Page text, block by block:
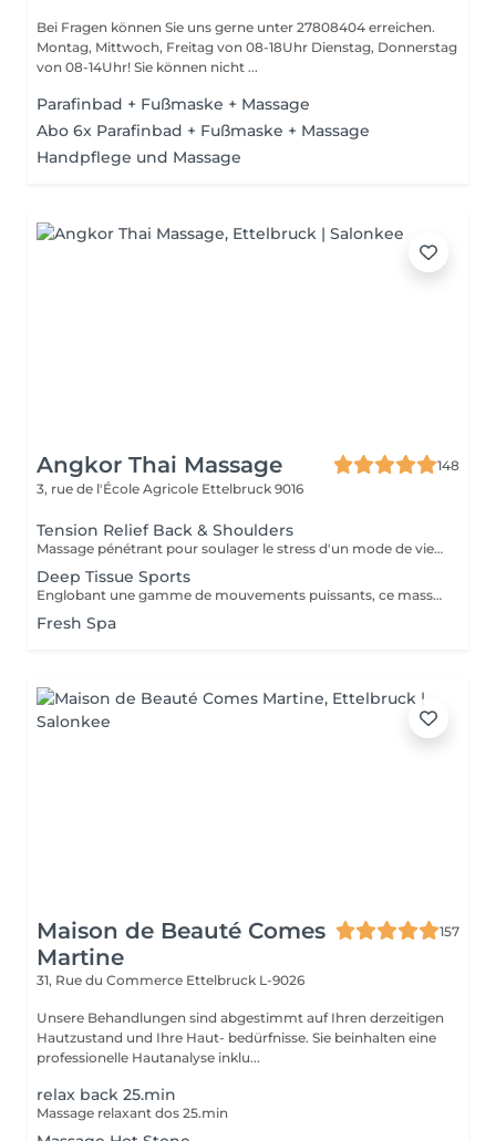
Bei Fragen können Sie uns gerne unter 27808404 erreichen.
Montag, Mittwoch, Freitag von 08-18Uhr Dienstag, Donnerstag
von 08-14Uhr! Sie können nicht ...
Parafinbad + Fußmaske + Massage
Abo 6x Parafinbad + Fußmaske + Massage
Handpflege und Massage
Angkor Thai Massage
148
3, rue de l'École Agricole Ettelbruck 9016
Tension Relief Back & Shoulders
Massage pénétrant pour soulager le stress d'un mode de vie trépidant ciblant les zones à problèmes de tension et des tissus et muscles conjonctifs du dos raides ou tendus.
Deep Tissue Sports
Englobant une gamme de mouvements puissants, ce massage revigorant combine un massage suédois classique avec des techniques de compression et de points de déclenchement pour réduire la douleur. Réchauffant le corps, il stimule les muscles des cuisses, des épaules, des bras et du dos. Idéal pour les sportifs et les personnes souffrant de tensions
Fresh Spa
Maison de Beauté Comes
Martine
157
31, Rue du Commerce Ettelbruck L-9026
Unsere Behandlungen sind abgestimmt auf Ihren derzeitigen
Hautzustand und Ihre Haut- bedürfnisse. Sie beinhalten eine
professionelle Hautanalyse inklu...
relax back 25.min
Massage relaxant dos 25.min